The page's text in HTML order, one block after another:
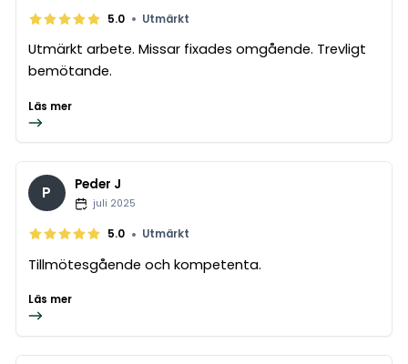
5.0 • Utmärkt
Utmärkt arbete. Missar fixades omgående. Trevligt
bemötande.
Läs mer
P Peder J
juli 2025
5.0 • Utmärkt
Tillmötesgående och kompetenta.
Läs mer